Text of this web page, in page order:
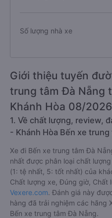
Số lượng nhà xe
Giới thiệu tuyến
trung tâm Đà Nẵng
Khánh Hòa 08/2026
1. Về chất lượng, review,
- Khánh Hòa Bến xe trung
Xe đi Bến xe trung tâm Đà
nhất được phân loại chất
(1: tệ nhất, 5: tốt nhất) của
Chất lượng xe, Đúng giờ, Chất
Vexere.com. Đánh giá này
hàng đã trải nghiệm các hãng
Bến xe trung tâm Đà Nẵng.